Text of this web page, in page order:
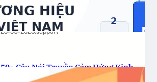
nghiệp
20-05-2026.support
50+ Câu Nói Truyền Cảm Hứng Kinh
Doanh: Bứt Phá Ngay!